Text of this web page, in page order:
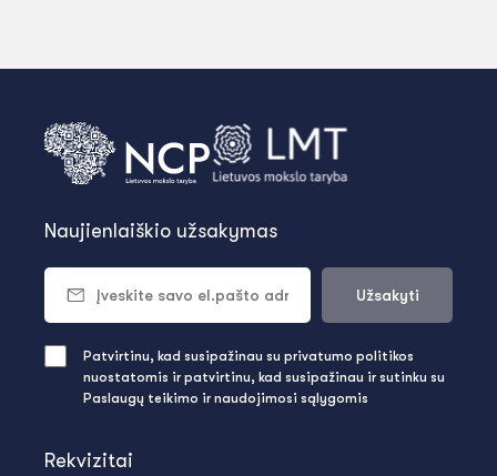
Rekvizitai
Naujienlaiškio užsakymas
Užsakyti
Patvirtinu, kad susipažinau su privatumo politikos
nuostatomis ir patvirtinu, kad susipažinau ir sutinku su
Paslaugų teikimo ir naudojimosi sąlygomis